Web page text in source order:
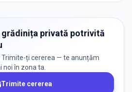
grădinița privată potrivită
Trimite-ți cererea — te anunțăm
în zona ta.
Trimite cererea